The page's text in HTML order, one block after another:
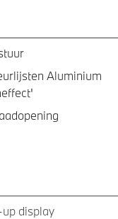
Aluminium
display